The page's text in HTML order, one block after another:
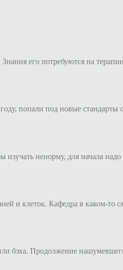
его потребуются на
попали под новые
изучать ненорму, для начала
и клеток. Кафедра в каком-
бэха. Продолжение